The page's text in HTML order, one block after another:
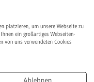
platzieren, um unsere Webseite zu
ein großartiges Webseiten-
von uns verwendeten Cookies